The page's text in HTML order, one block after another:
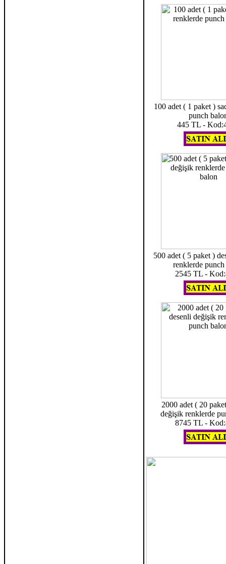
100 adet ( 1 paket )
punch
445 TL -
500 adet ( 5 paket )
renklerde
2545 TL -
2000 adet ( 20
değişik renklerde
8745 TL -